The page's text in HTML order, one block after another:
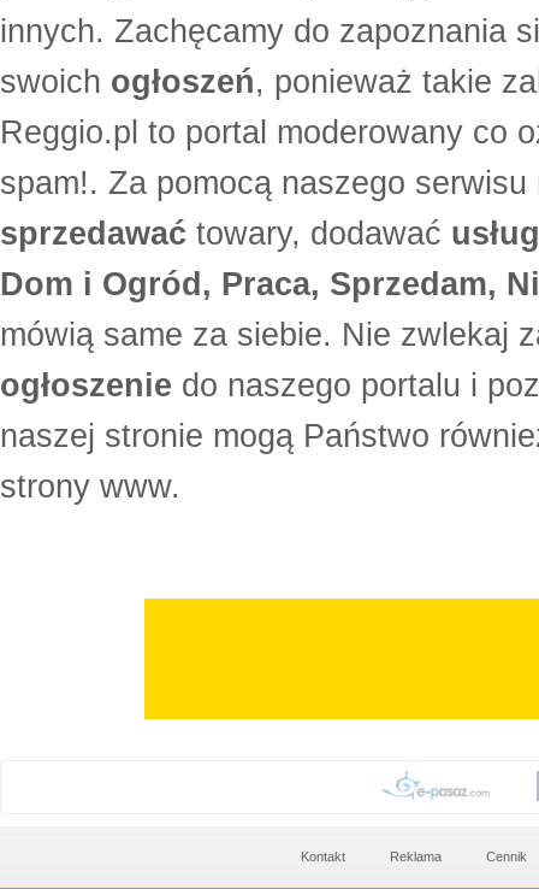
innych. Zachęcamy do zapoznania
swoich ogłoszeń, ponieważ takie
Reggio.pl to portal moderowany co
spam!. Za pomocą naszego
sprzedawać towary, dodawać
Dom i Ogród, Praca, Sprzedam,
mówią same za siebie. Nie zwlekaj
ogłoszenie do naszego portalu i
naszej stronie mogą Państwo
strony www.
Kontakt Reklama Cennik